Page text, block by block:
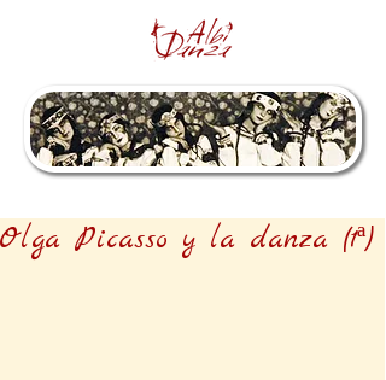
Olga Picasso y la danza (1ª)